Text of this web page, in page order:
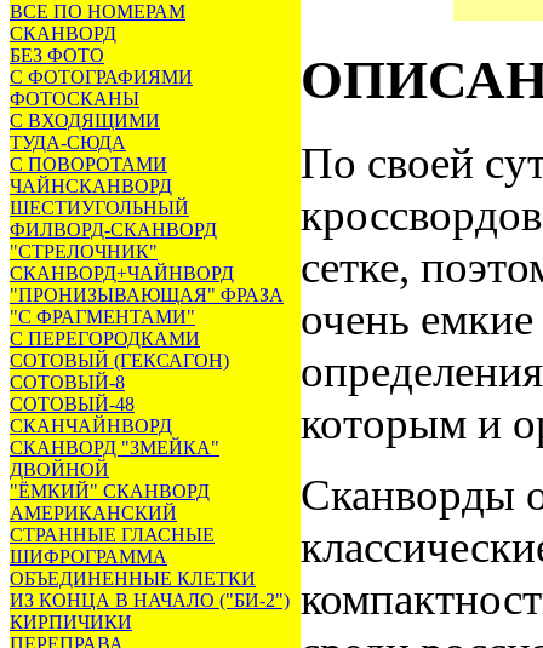
ВСЕ ПО НОМЕРАМ
СКАНВОРД
БЕЗ ФОТО
С ФОТОГРАФИЯМИ
ФОТОСКАНЫ
С ВХОДЯЩИМИ
ТУДА-СЮДА
С ПОВОРОТАМИ
ЧАЙНСКАНВОРД
ШЕСТИУГОЛЬНЫЙ
ФИЛВОРД-СКАНВОРД
"СТРЕЛОЧНИК"
СКАНВОРД+ЧАЙНВОРД
"ПРОНИЗЫВАЮЩАЯ" ФРАЗА
"С ФРАГМЕНТАМИ"
С ПЕРЕГОРОДКАМИ
СОТОВЫЙ (ГЕКСАГОН)
СОТОВЫЙ-8
СОТОВЫЙ-48
СКАНЧАЙНВОРД
СКАНВОРД "ЗМЕЙКА"
ДВОЙНОЙ
"ЁМКИЙ" СКАНВОРД
АМЕРИКАНСКИЙ
СТРАННЫЕ ГЛАСНЫЕ
ШИФРОГРАММА
ОБЪЕДИНЕННЫЕ КЛЕТКИ
ИЗ КОНЦА В НАЧАЛО ("БИ-2")
КИРПИЧИКИ
ПЕРЕПРАВА
По своей
сетке,
очень
которым и
Сканворды